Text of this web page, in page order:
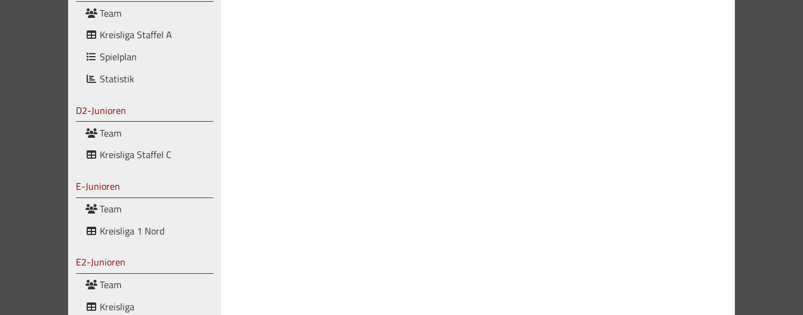
Team
Kreisliga Staffel A
Spielplan
Statistik
D2-Junioren
Team
Kreisliga Staffel C
E-Junioren
Team
Kreisliga 1 Nord
E2-Junioren
Team
Kreisliga